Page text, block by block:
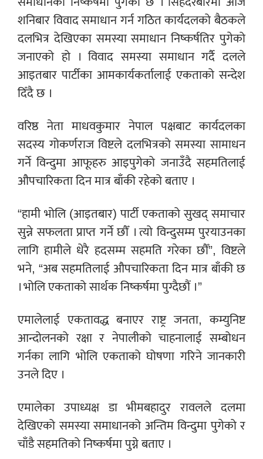
शनिबार विवाद समाधान गर्न गठित कार्यदलको बैठकले
दलभित्र देखिएका समस्या समाधान निष्कर्षतिर पुगेको
जनाएको हो । विवाद समस्या समाधान गर्दै दलले
आइतबार पार्टीका आमकार्यकर्तालाई एकताको सन्देश
दिँदै छ ।
वरिष्ठ नेता माधवकुमार नेपाल पक्षबाट कार्यदलका
सदस्य गोकर्णराज विष्टले दलभित्रको समस्या सामाधन
गर्ने विन्दुमा आफूहरु आइपुगेको जनाउँदै सहमतिलाई
औपचारिकता दिन मात्र बाँकी रहेको बताए ।
“हामी भोलि (आइतबार) पार्टी एकताको सुखद् समाचार
सुन्ने सफलता प्राप्त गर्ने छौँ । त्यो विन्दुसम्म पुरयाउनका
लागि हामीले धेरै हदसम्म सहमति गरेका छौँ”, विष्टले
भने, “अब सहमतिलाई औपचारिकता दिन मात्र बाँकी छ
। भोलि एकताको सार्थक निष्कर्षमा पुग्दैछौं ।”
एमालेलाई एकतावद्ध बनाएर राष्ट्र जनता, कम्युनिष्ट
आन्दोलनको रक्षा र नेपालीको चाहनालाई सम्बोधन
गर्नका लागि भोलि एकताको घोषणा गरिने जानकारी
उनले दिए ।
एमालेका उपाध्यक्ष डा भीमबहादुर रावलले दलमा
देखिएको समस्या समाधानको अन्तिम विन्दुमा पुगेको र
चाँडै सहमतिको निष्कर्षमा पुग्ने बताए ।